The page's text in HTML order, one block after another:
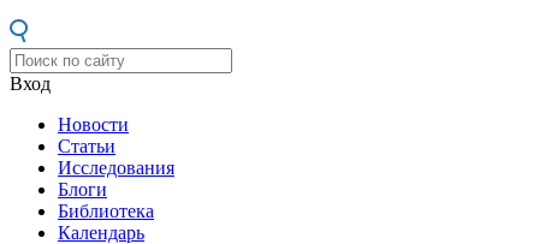
Вход
Новости
Статьи
Исследования
Блоги
Библиотека
Календарь